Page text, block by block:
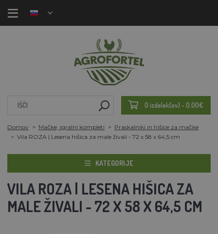
0 izdelek(ov) - 0.00€
Domov Mačke, igralni kompleti
Praskalniki in hišice za mačke
Vila ROZA | Lesena hišica za male živali - 72 x 58 x 64,5 cm
KATEGORIJE
VILA ROZA | LESENA HIŠICA ZA
MALE ŽIVALI - 72 X 58 X 64,5 CM